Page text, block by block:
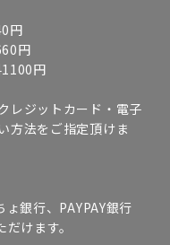
円
円
円
レジットカード・電子
方法をご指定頂けま
銀行、PAYPAY銀行
けます。